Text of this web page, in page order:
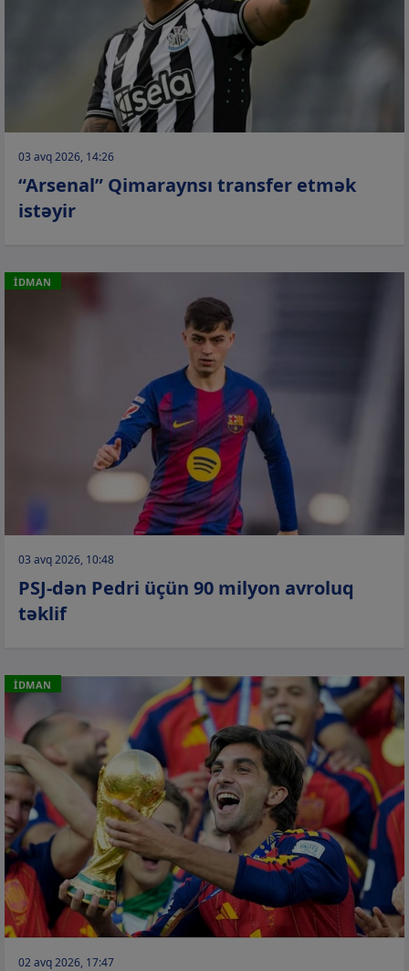
03 avq 2026, 14:26
“Arsenal” Qimaraynsı transfer etmək
istəyir
İDMAN
03 avq 2026, 10:48
PSJ-dən Pedri üçün 90 milyon avroluq
təklif
İDMAN
02 avq 2026, 17:47